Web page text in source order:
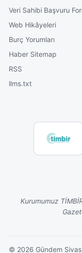
Veri Sahibi Başvuru
Web Hikâyeleri
Burç Yorumları
Haber Sitemap
RSS
llms.txt
Kurumumuz
© 2026 Gündem